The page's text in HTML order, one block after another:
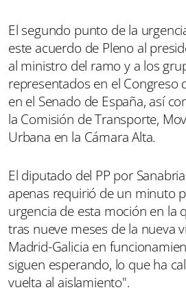
El segundo punto de la
este acuerdo de Pleno al
al ministro del ramo y a los
representados en el Congreso
en el Senado de España, así
la Comisión de Transporte,
Urbana en la Cámara Alta.
El diputado del PP por
apenas requirió de un minuto
urgencia de esta moción en la
tras nueve meses de la nueva
Madrid-Galicia en
siguen esperando, lo que ha
vuelta al aislamiento".